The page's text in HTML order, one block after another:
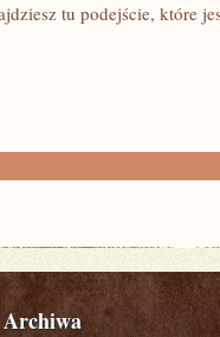
tu podejście, które
Archiwa